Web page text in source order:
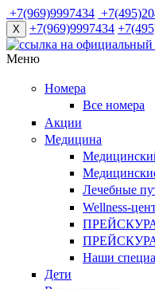
+7(969)9997434
X +7(969)9997434
Меню
Номера
Все номера
Акции
Медицина
Лечебные
Wellness-
Наши
Дети